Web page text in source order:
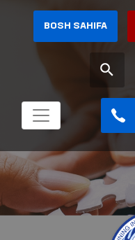
BOSH SAHIFA